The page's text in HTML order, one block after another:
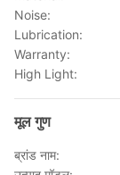
Noise:
Lubrication:
Warranty:
High Light:
मूल गुण
ब्रांड नाम: